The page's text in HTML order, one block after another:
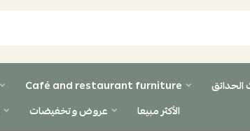
Café and restaurant furniture الحدائق
عروض وتخفيضات الأكثر مبيعا